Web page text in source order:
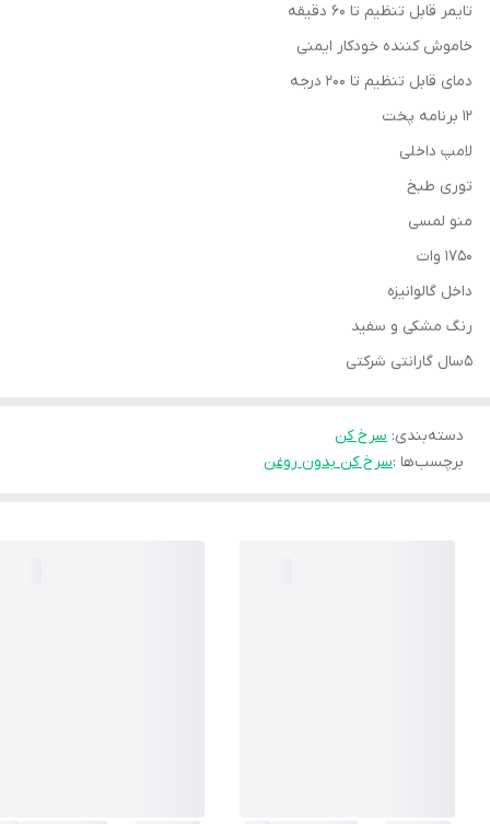
تایمر قابل تنظیم تا ۶۰ دقیقه
خاموش کننده خودکار ایمنی
دمای قابل تنظیم تا ۲۰۰ درجه
۱۲ برنامه پخت
لامپ داخلی
توری طبخ
منو لمسی
۱۷۵۰ وات
داخل گالوانیزه
رنگ مشکی و سفید
۵سال گارانتی شرکتی
دسته‌بندی: سرخ کن
برچسب‌ها :سرخ کن بدون روغن